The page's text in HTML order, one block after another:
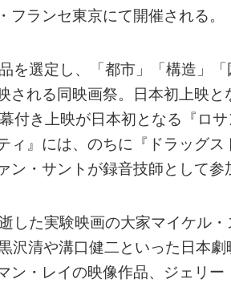
フランセ東京にて開催される。
を選定し、「都市」「構造」
される同映画祭。日本初上映
付き上映が日本初となる『ロ
ィ』には、のちに『ドラッグ
ン・サントが録音技師として参
した実験映画の大家マイケル
沢清や溝口健二といった日本
ン・レイの映像作品、ジェリ